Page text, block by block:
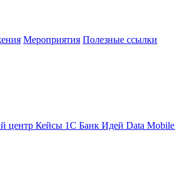
Мероприятия Полезные ссылки
центр Кейсы 1С Банк Идей Data Mobile